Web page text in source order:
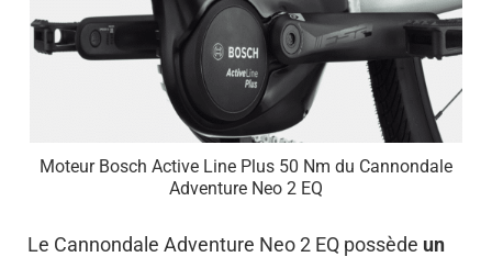
Moteur Bosch Active Line Plus 50 Nm du Cannondale
Adventure Neo 2 EQ
Le Cannondale Adventure Neo 2 EQ possède un